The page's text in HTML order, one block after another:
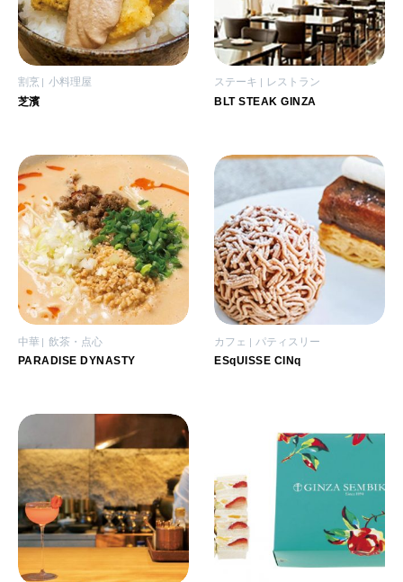
割烹 小料理屋
芝濱
ステーキ レストラン
BLT STEAK GINZA
中華 飲茶・点心
PARADISE DYNASTY
カフェ パティスリー
ESqUISSE CINq